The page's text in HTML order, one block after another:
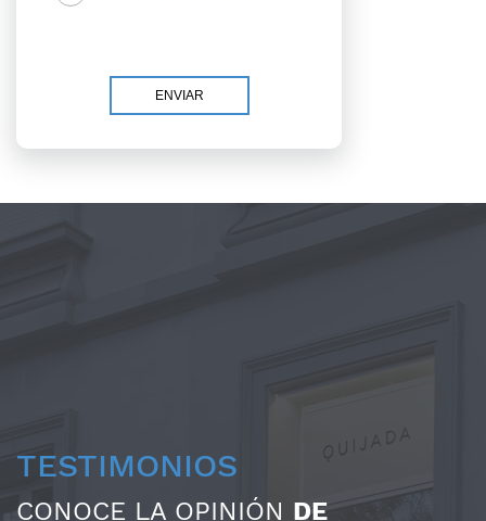
TESTIMONIOS
CONOCE LA OPINIÓN DE